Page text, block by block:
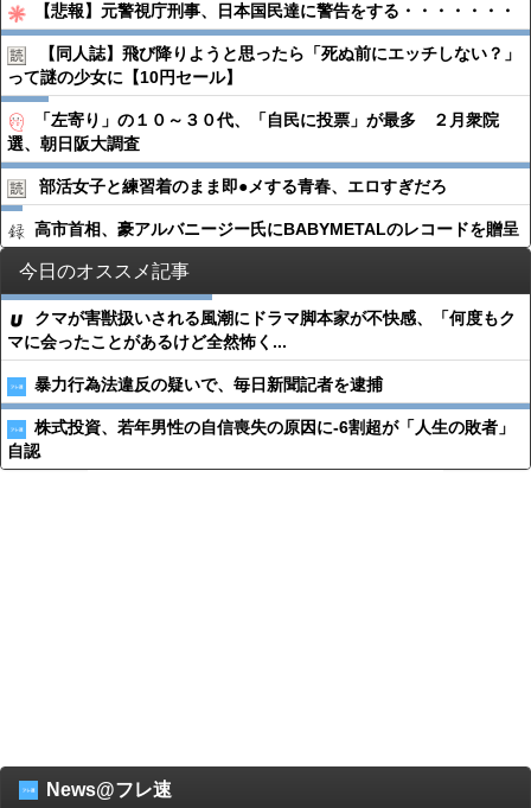
【悲報】元警視庁刑事、日本国民達に警告をする・・・・・・・
【同人誌】飛び降りようと思ったら「死ぬ前にエッチしない？」
って謎の少女に【10円セール】
「左寄り」の１０～３０代、「自民に投票」が最多 ２月衆院
選、朝日阪大調査
部活女子と練習着のまま即●︎メする青春、エロすぎだろ
高市首相、豪アルバニージー氏にBABYMETALのレコードを贈呈
今日のオススメ記事
クマが害獣扱いされる風潮にドラマ脚本家が不快感、「何度もク
マに会ったことがあるけど全然怖く...
暴力行為法違反の疑いで、毎日新聞記者を逮捕
株式投資、若年男性の自信喪失の原因に-6割超が「人生の敗者」
自認
News@フレ速